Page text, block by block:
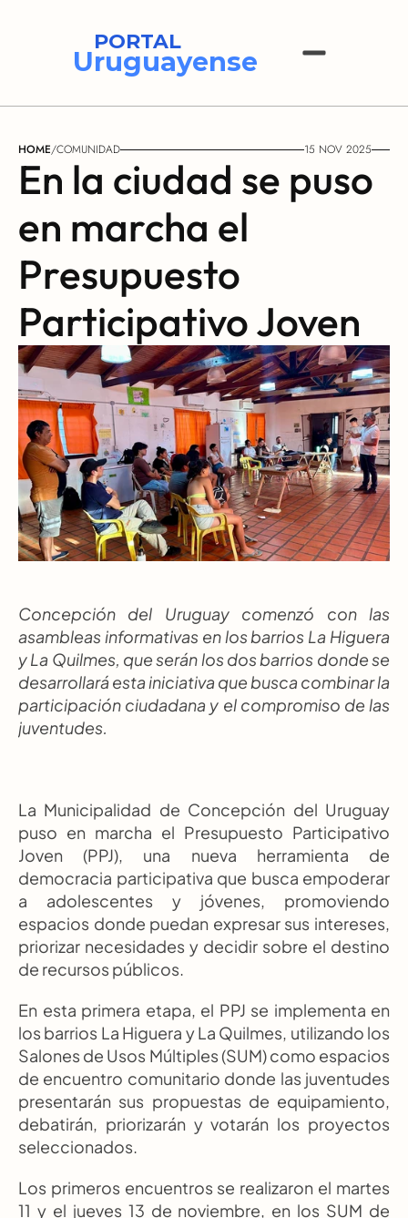
PORTAL
Uruguayense
HOME/COMUNIDAD 15 NOV 2025
En la ciudad se puso
en marcha el
Presupuesto
Participativo Joven
Concepción del Uruguay comenzó con las
asambleas informativas en los barrios La Higuera
y La Quilmes, que serán los dos barrios donde se
desarrollará esta iniciativa que busca combinar la
participación ciudadana y el compromiso de las
juventudes.
La Municipalidad de Concepción del Uruguay
puso en marcha el Presupuesto Participativo
Joven (PPJ), una nueva herramienta de
democracia participativa que busca empoderar
a adolescentes y jóvenes, promoviendo
espacios donde puedan expresar sus intereses,
priorizar necesidades y decidir sobre el destino
de recursos públicos.
En esta primera etapa, el PPJ se implementa en
los barrios La Higuera y La Quilmes, utilizando los
Salones de Usos Múltiples (SUM) como espacios
de encuentro comunitario donde las juventudes
presentarán sus propuestas de equipamiento,
debatirán, priorizarán y votarán los proyectos
seleccionados.
Los primeros encuentros se realizaron el martes
11 y el jueves 13 de noviembre, en los SUM de